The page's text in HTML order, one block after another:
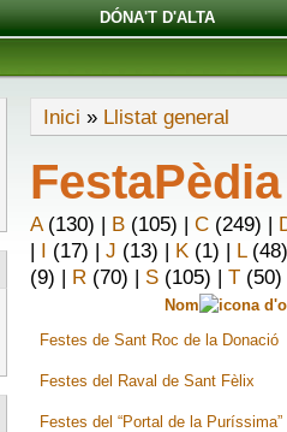
DÓNA'T D'ALTA
Inici » Llistat general
FestaPèdia
A(130) | B(105) | C(249) |
| I (17) | J (13) | K(1) | L
(9) | R (70) | S(105) | T(50)
Nom
Festes de Sant Roc de la Donació
Festes del Raval de Sant Fèlix
Festes del “Portal de la Puríssima”